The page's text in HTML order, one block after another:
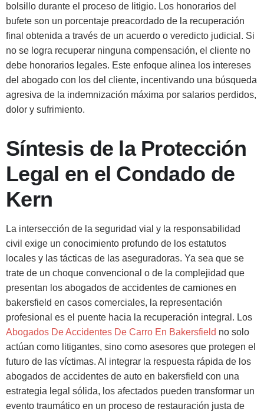
bolsillo durante el proceso de litigio. Los honorarios del
bufete son un porcentaje preacordado de la recuperación
final obtenida a través de un acuerdo o veredicto judicial. Si
no se logra recuperar ninguna compensación, el cliente no
debe honorarios legales. Este enfoque alinea los intereses
del abogado con los del cliente, incentivando una búsqueda
agresiva de la indemnización máxima por salarios perdidos,
dolor y sufrimiento.
Síntesis de la Protección
Legal en el Condado de
Kern
La intersección de la seguridad vial y la responsabilidad
civil exige un conocimiento profundo de los estatutos
locales y las tácticas de las aseguradoras. Ya sea que se
trate de un choque convencional o de la complejidad que
presentan los abogados de accidentes de camiones en
bakersfield en casos comerciales, la representación
profesional es el puente hacia la recuperación integral. Los
Abogados De Accidentes De Carro En Bakersfield no solo
actúan como litigantes, sino como asesores que protegen el
futuro de las víctimas. Al integrar la respuesta rápida de los
abogados de accidentes de auto en bakersfield con una
estrategia legal sólida, los afectados pueden transformar un
evento traumático en un proceso de restauración justa de